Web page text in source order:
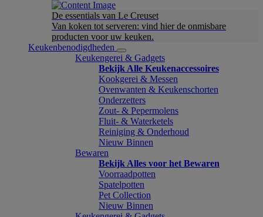
De essentials van Le Creuset
Van koken tot serveren: vind hier de onmisbare
producten voor uw keuken.
Keukenbenodigdheden
Keukengerei & Gadgets
Bekijk Alle Keukenaccessoires
Kookgerei & Messen
Ovenwanten & Keukenschorten
Onderzetters
Zout- & Pepermolens
Fluit- & Waterketels
Reiniging & Onderhoud
Nieuw Binnen
Bewaren
Bekijk Alles voor het Bewaren
Voorraadpotten
Spatelpotten
Pet Collection
Nieuw Binnen